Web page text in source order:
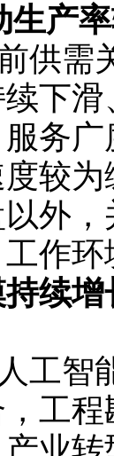
生产
需关
下
务
较
外
作
续
智能
工